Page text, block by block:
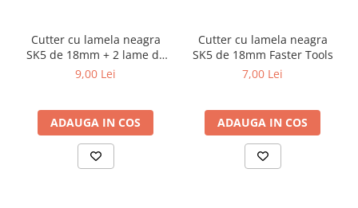
Cutter cu lamela neagra
SK5 de 18mm + 2 lame de
rezerva Faster Tools
9,00 Lei
ADAUGA IN COS
Cutter cu lamela neagra
SK5 de 18mm Faster Tools
7,00 Lei
ADAUGA IN COS